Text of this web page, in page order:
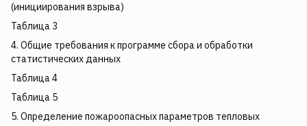
(инициирования взрыва)
Таблица 3
4. Общие требования к программе сбора и обработки
статистических данных
Таблица 4
Таблица 5
5. Определение пожароопасных параметров тепловых